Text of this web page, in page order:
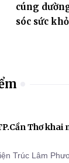
cúng
sóc sức
Thơ khai
Trúc Lâm